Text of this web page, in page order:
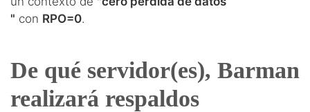
" con RPO=0.
De qué servidor(es), Barman
realizará respaldos